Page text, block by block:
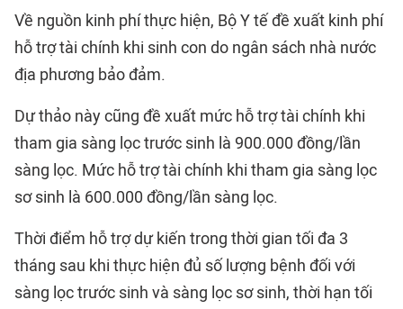
Về nguồn kinh phí thực hiện, Bộ Y tế đề xuất kinh phí
hỗ trợ tài chính khi sinh con do ngân sách nhà nước
địa phương bảo đảm.
Dự thảo này cũng đề xuất mức hỗ trợ tài chính khi
tham gia sàng lọc trước sinh là 900.000 đồng/lần
sàng lọc. Mức hỗ trợ tài chính khi tham gia sàng lọc
sơ sinh là 600.000 đồng/lần sàng lọc.
Thời điểm hỗ trợ dự kiến trong thời gian tối đa 3
tháng sau khi thực hiện đủ số lượng bệnh đối với
sàng lọc trước sinh và sàng lọc sơ sinh, thời hạn tối